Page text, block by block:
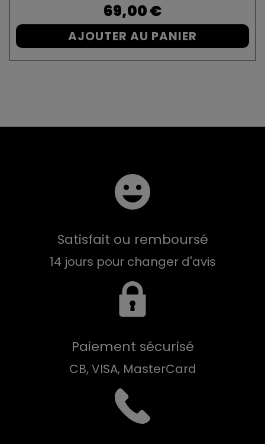
Prix
69,00 €
AJOUTER AU PANIER
Satisfait ou remboursé
14 jours pour changer d'avis
Paiement sécurisé
CB, VISA, MasterCard